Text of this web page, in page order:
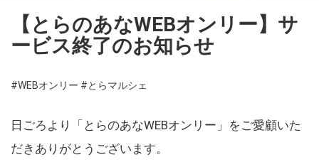
【とらのあなWEBオンリー】サ
ービス終了のお知らせ
#WEBオンリー #とらマルシェ
日ごろより「とらのあなWEBオンリー」をご愛顧いた
だきありがとうございます。